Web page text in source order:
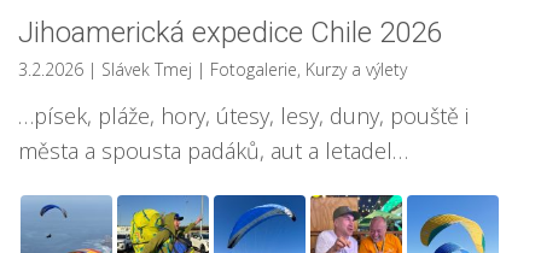
Jihoamerická expedice Chile 2026
3.2.2026 | Slávek Tmej | Fotogalerie, Kurzy a výlety
…písek, pláže, hory, útesy, lesy, duny, pouště i
města a spousta padáků, aut a letadel…